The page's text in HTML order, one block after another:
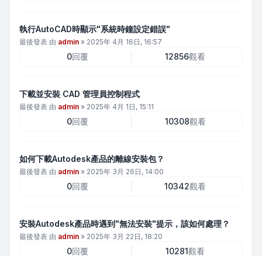
執行AutoCAD時顯示"系統時鐘設定錯誤"
最後發表 由 admin » 2025年 4月 16日, 16:57
0回覆 12856觀看
下載並安裝 CAD 管理員控制程式
最後發表 由 admin » 2025年 4月 1日, 15:11
0回覆 10308觀看
如何下載Autodesk產品的離線安裝包？
最後發表 由 admin » 2025年 3月 26日, 14:00
0回覆 10342觀看
安裝Autodesk產品時遇到"無法安裝"提示，該如何處理？
最後發表 由 admin » 2025年 3月 22日, 18:20
0回覆 10281觀看